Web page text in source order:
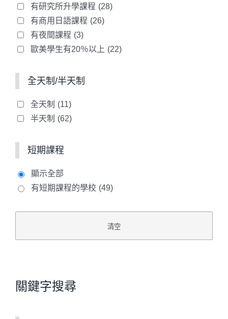
有研究所升學課程 (28)
有商用日語課程 (26)
有夜間課程 (3)
歐美學生有20％以上 (22)
全天制/半天制
全天制 (11)
半天制 (62)
短期課程
顯示全部
有短期課程的學校 (49)
關鍵字搜尋